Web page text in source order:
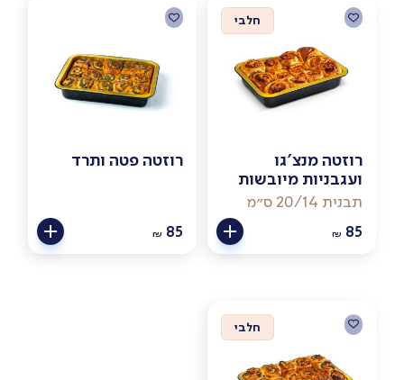
חלבי
רוזטה מנצ'גו
ועגבניות מיובשות
תבנית 20/14 ס״מ
₪ 85
רוזטה פטה ותרד
₪ 85
חלבי